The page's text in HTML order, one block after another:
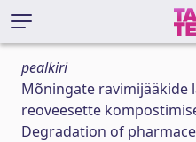
pealkiri
Mõningate ravimijääkide
reoveesette
Degradation of